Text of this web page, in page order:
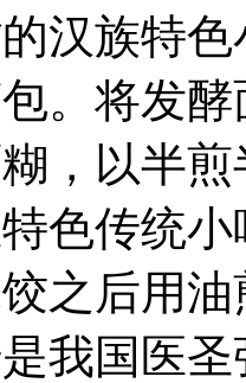
汉族特
。将发
，以半
色传统
之后用
我国医